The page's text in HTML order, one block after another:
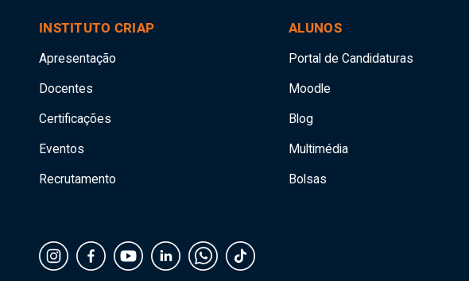
INSTITUTO CRIAP
Apresentação
Docentes
Certificações
Eventos
Recrutamento
ALUNOS
Portal de Candidaturas
Moodle
Blog
Multimédia
Bolsas